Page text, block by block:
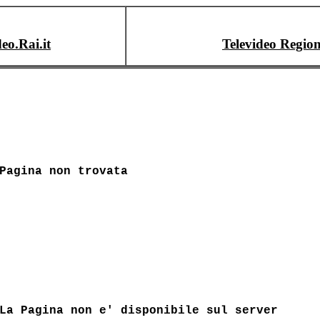
Televideo
Pagina non trovata
La Pagina non e' disponibile sul server